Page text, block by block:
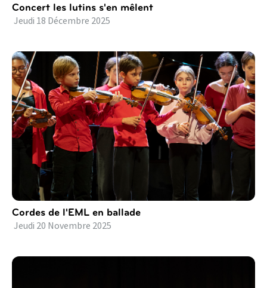
Concert les lutins s'en mêlent
Jeudi 18 Décembre 2025
Cordes de l'EML en ballade
Jeudi 20 Novembre 2025